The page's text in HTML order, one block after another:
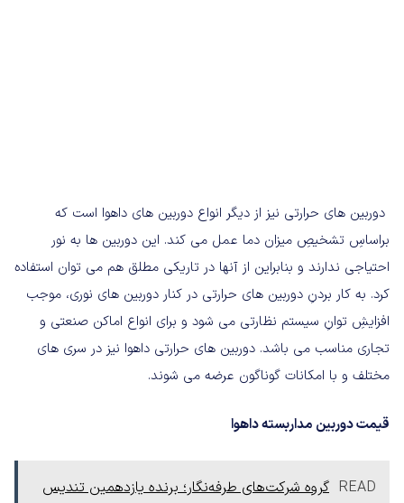
دوربین های حرارتی نیز از دیگر انواع دوربین های داهوا است که
براساسِ تشخیصِ میزان دما عمل می کند. این دوربین ها به نور
احتیاجی ندارند و بنابراین از آنها در تاریکی مطلق هم می توان استفاده
کرد. به کار بردنِ دوربین های حرارتی در کنار دوربین های نوری، موجب
افزایشِ توانِ سیستم نظارتی می شود و برای انواع اماکن صنعتی و
تجاری مناسب می باشد. دوربین های حرارتی داهوا نیز در سری های
مختلف و با امکانات گوناگون عرضه می شوند.
قیمتدوربین مداربستهداهوا
READ گروه شرکت‌های طرفه‌نگار؛ برنده یازدهمین تندیس